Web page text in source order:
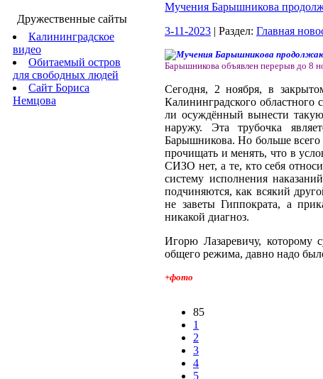
Дружественные сайты
Калининградское
видео
Обитаемый остров
для свободных людей
Сайт Бориса
Немцова
Мучения Барышникова
3-11-2023 | Раздел: Главная
Барышникова объявлен перерыв до 8
Сегодня, 2 ноября, в
Калининградского областного
ли осуждённый вынести
наружу. Эта трубочка
Барышникова. Но больше всего
прочищать и менять, что в
СИЗО нет, а те, кто себя
систему исполнения
подчиняются, как всякий
не заветы Гиппократа, а
никакой диагноз.
Игорю Лазаревичу, которому
общего режима, давно надо
+фото
85
1
2
3
4
5